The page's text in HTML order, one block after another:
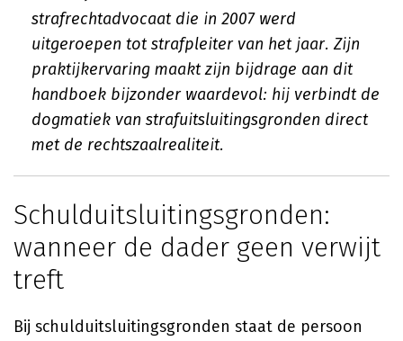
strafrechtadvocaat die in 2007 werd
uitgeroepen tot strafpleiter van het jaar. Zijn
praktijkervaring maakt zijn bijdrage aan dit
handboek bijzonder waardevol: hij verbindt de
dogmatiek van strafuitsluitingsgronden direct
met de rechtszaalrealiteit.
Schulduitsluitingsgronden:
wanneer de dader geen verwijt
treft
Bij schulduitsluitingsgronden staat de persoon